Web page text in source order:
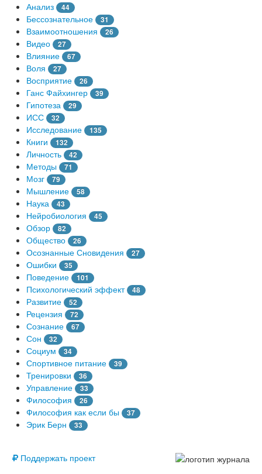
Анализ 44
Бессознательное 31
Взаимоотношения 26
Видео 27
Влияние 67
Воля 27
Восприятие 26
Ганс Файхингер 39
Гипотеза 29
ИСС 32
Исследование 135
Книги 132
Личность 42
Методы 71
Мозг 79
Мышление 58
Наука 43
Нейробиология 45
Обзор 82
Общество 26
Осознанные Сновидения 27
Ошибки 35
Поведение 101
Психологический эффект 48
Развитие 52
Рецензия 72
Сознание 67
Сон 32
Социум 34
Спортивное питание 39
Тренировки 36
Управление 33
Философия 26
Философия как если бы 37
Эрик Берн
33
Поддержать проект